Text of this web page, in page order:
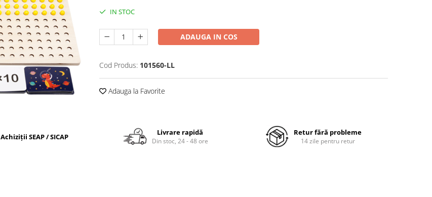
IN STOC
ADAUGA IN COS
Cod Produs: 101560-LL
Adauga la Favorite
Achiziții SEAP / SICAP Livrare rapidă
Din stoc, 24 - 48 ore
Retur fără probleme
14 zile pentru retur